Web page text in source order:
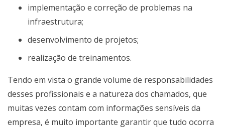
implementação e correção de problemas na
infraestrutura;
desenvolvimento de projetos;
realização de treinamentos.
Tendo em vista o grande volume de responsabilidades
desses profissionais e a natureza dos chamados, que
muitas vezes contam com informações sensíveis da
empresa, é muito importante garantir que tudo ocorra